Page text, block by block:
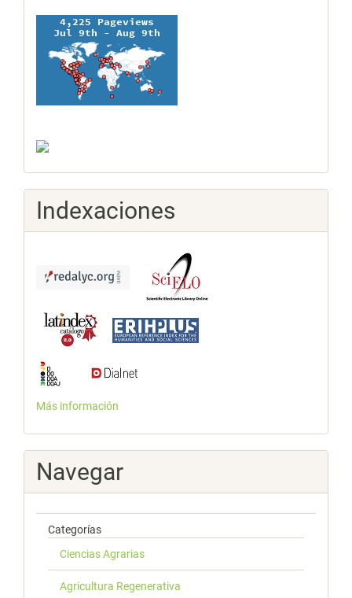
Indexaciones
Más información
Navegar
Categorías
Ciencias Agrarias
Agricultura Regenerativa